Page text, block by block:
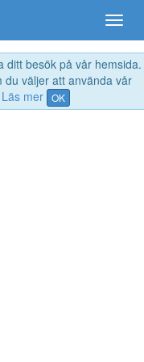
ditt besök på vår hemsida.
du väljer att använda vår
Läs mer OK